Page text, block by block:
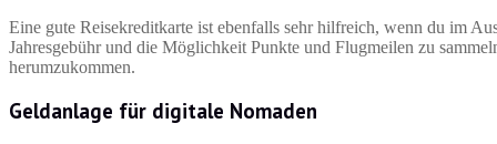
Eine gute Reisekreditkarte ist ebenfalls sehr hilfreich, wenn du im
Jahresgebühr und die Möglichkeit Punkte und Flugmeilen zu
herumzukommen.
Geldanlage für digitale Nomaden